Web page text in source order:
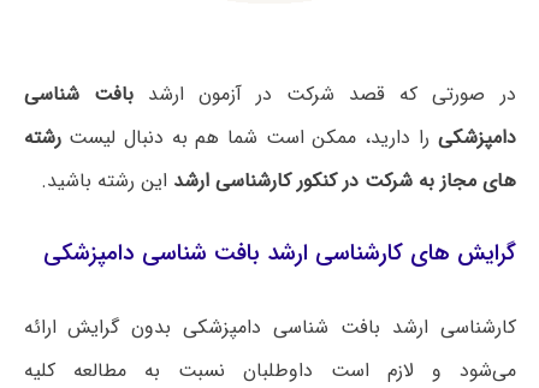
در صورتی که قصد شرکت در آزمون ارشدبافت‌ شناسی
دامپزشکی را دارید، ممکن است شما هم به دنبال لیسترشته
های مجاز به شرکت در کنکور کارشناسی ارشد این رشته باشید.
گرایش های کارشناسی ارشد بافت‌ شناسی دامپزشکی
کارشناسی ارشد بافت‌ شناسی دامپزشکی بدون گرایش ارائه
می‌شود و لازم است داوطلبان نسبت به مطالعه کلیه